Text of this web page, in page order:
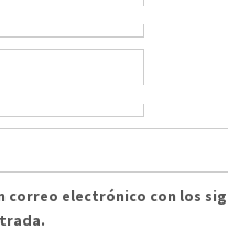
correo electrónico con los